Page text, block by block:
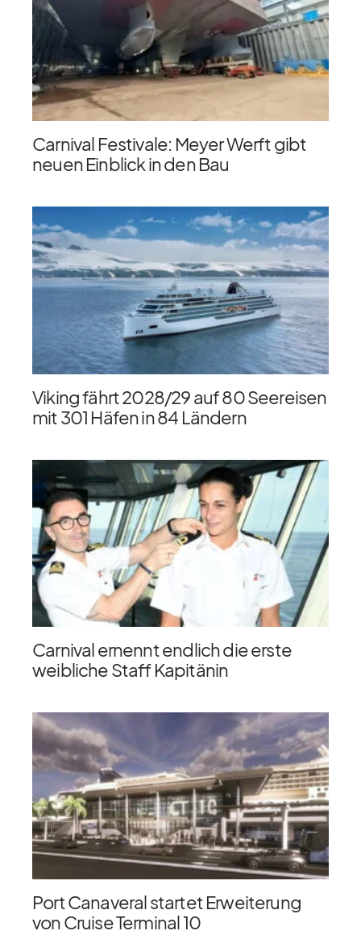
Carnival Festivale: Meyer Werft gibt
neuen Einblick in den Bau
Viking fährt 2028/​29 auf 80 Seereisen
mit 301 Häfen in 84 Ländern
Carnival ernennt endlich die erste
weibliche Staff Kapitänin
Port Canaveral startet Erweiterung
von Cruise Terminal 10